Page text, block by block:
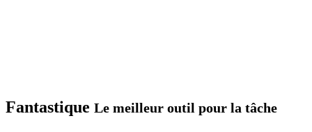
Fantastique Le meilleur outil pour la tâche